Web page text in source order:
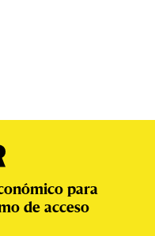
para
de acceso